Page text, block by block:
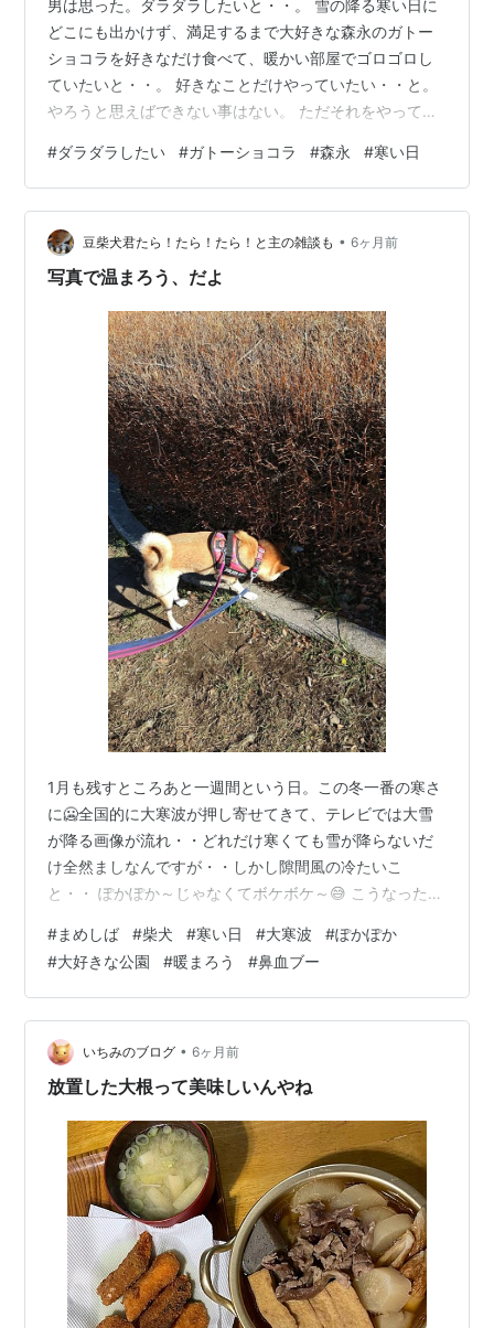
男は思った。ダラダラしたいと・・。 雪の降る寒い日に
どこにも出かけず、満足するまで大好きな森永のガトー
ショコラを好きなだけ食べて、暖かい部屋でゴロゴロし
ていたいと・・。 好きなことだけやっていたい・・と。
やろうと思えばできない事はない。 ただそれをやってし
状態になりそうという事、そしてやった後の罪悪感、そ
この世界から再び戻ってこれるかの心配・・・、これら
の事を考えて男はそれが出来ないでいるのだ。 なぜこん
な事を思ってしまうのだろう？ これはすべて欲望から来
るものなのだろうか？ こういう欲望を持つことは、過去
#ダラダラしたい #ガトーショコラ #森永 #寒い日
豆柴犬君たら！たら！たら！と主の雑談も • 6ヶ月前
写真で温まろう、だよ
1月も残すところあと一週間という日。この冬一番の寒さ
に🥶全国的に大寒波が押し寄せてきて、テレビでは大雪
が降る画像が流れ・・どれだけ寒くても雪が降らないだ
け全然ましなんですが・・しかし隙間風の冷たいこ
と・・ ぽかぽか～じゃなくてボケボケ～😅 こうなったら
公園をお散歩するいいお写真があるじゃん。それもぽっ
かぽか。 いやいや、温まるどころか鼻血ブー物じゃない
か。ホカホカと鼻血ブーのW効果😆 なでなでされて気持
ちよさそうなたらちゃん～可愛いな～💖きっとひーひー
言いながら連写していたはず😤 こんなに暖かい日が続く
とつい寒さを忘れちゃうけど、実はまだまだこ…
#まめしば #柴犬 #寒い日 #大寒波 #ぽかぽか
#大好きな公園 #暖まろう #鼻血ブー
いちみのブログ • 6ヶ月前
放置した大根って美味しいんやね